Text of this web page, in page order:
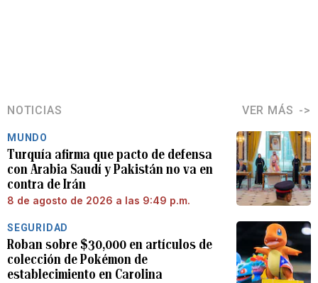
NOTICIAS VER MÁS
MUNDO
Turquía afirma que pacto de defensa
con Arabia Saudí y Pakistán no va en
contra de Irán
8 de agosto de 2026 a las 9:49 p.m.
SEGURIDAD
Roban sobre $30,000 en artículos de
colección de Pokémon de
establecimiento en Carolina